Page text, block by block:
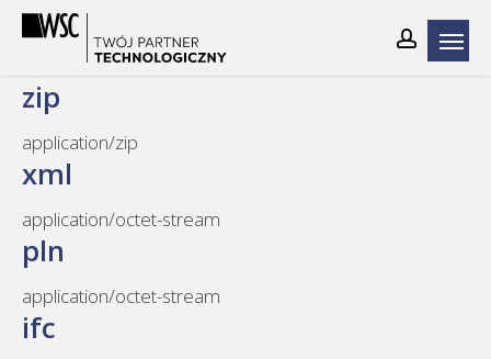
Skip
content
zip
application/zip
xml
application/octet-stream
pln
application/octet-stream
ifc